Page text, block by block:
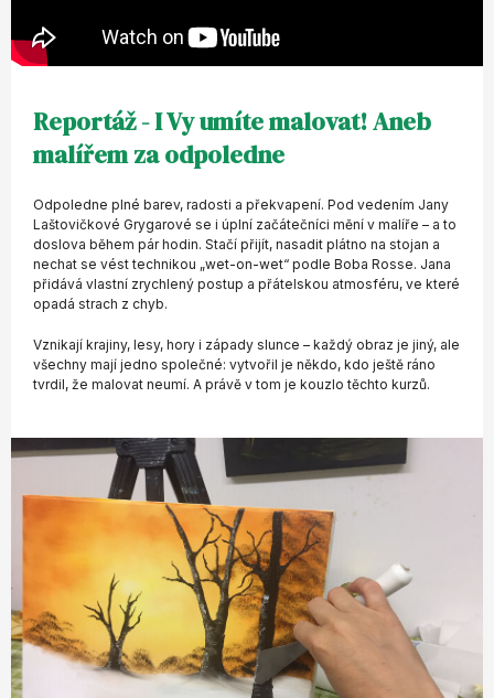
Reportáž - I Vy umíte malovat! Aneb
malířem za odpoledne
Odpoledne plné barev, radosti a překvapení. Pod vedením Jany
Laštovičkové Grygarové se i úplní začátečníci mění v malíře – a to
doslova během pár hodin. Stačí přijít, nasadit plátno na stojan a
nechat se vést technikou „wet-on-wet“ podle Boba Rosse. Jana
přidává vlastní zrychlený postup a přátelskou atmosféru, ve které
opadá strach z chyb.
Vznikají krajiny, lesy, hory i západy slunce – každý obraz je jiný, ale
všechny mají jedno společné: vytvořil je někdo, kdo ještě ráno
tvrdil, že malovat neumí. A právě v tom je kouzlo těchto kurzů.